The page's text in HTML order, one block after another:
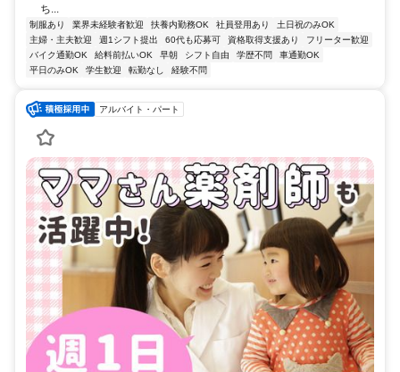
ち...
制服あり 業界未経験者歓迎 扶養内勤務OK 社員登用あり
土日祝のみOK
主婦・主夫歓迎
週1シフト提出 60代も応募可 資格取得支援あり
フリーター歓迎
バイク通勤OK
給料前払いOK 早朝 シフト自由 学歴不問
車通勤OK
平日のみOK
学生歓迎 転勤なし 経験不問
アルバイト・パート